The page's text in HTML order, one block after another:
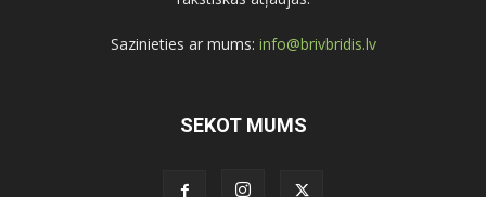
Sazinieties ar mums: info@brivbridis.lv
SEKOT MUMS